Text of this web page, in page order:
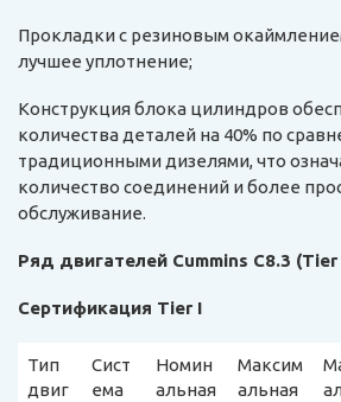
Прокладки с резиновым
лучшее уплотнение;
Конструкция блока цилиндров
количества деталей на 40% по
традиционными дизелями, что
количество соединений и более
обслуживание.
Ряд двигателей Cummins C8.3 (Tier
Сертификация Tier I
Тип
двиг
Сист
ема
Номин
альная
Максим
альная